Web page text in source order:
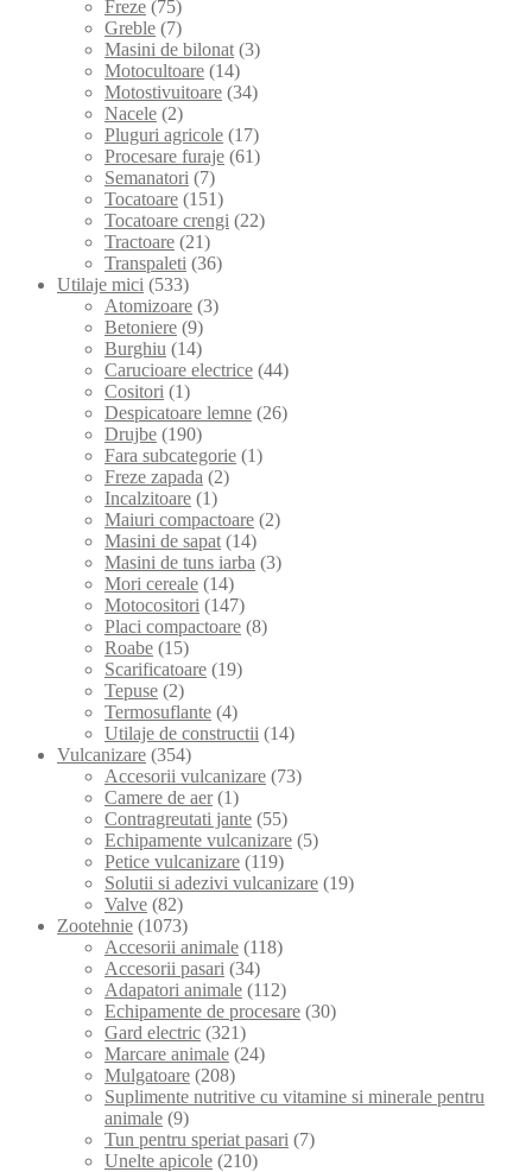
Freze (75)
Greble (7)
Masini de bilonat (3)
Motocultoare (14)
Motostivuitoare (34)
Nacele (2)
Pluguri agricole (17)
Procesare furaje (61)
Semanatori (7)
Tocatoare (151)
Tocatoare crengi (22)
Tractoare (21)
Transpaleti (36)
Utilaje mici (533)
Atomizoare (3)
Betoniere (9)
Burghiu (14)
Carucioare electrice (44)
Cositori (1)
Despicatoare lemne (26)
Drujbe (190)
Fara subcategorie (1)
Freze zapada (2)
Incalzitoare (1)
Maiuri compactoare (2)
Masini de sapat (14)
Masini de tuns iarba (3)
Mori cereale (14)
Motocositori (147)
Placi compactoare (8)
Roabe (15)
Scarificatoare (19)
Tepuse (2)
Termosuflante (4)
Utilaje de constructii (14)
Vulcanizare (354)
Accesorii vulcanizare (73)
Camere de aer (1)
Contragreutati jante (55)
Echipamente vulcanizare (5)
Petice vulcanizare (119)
Solutii si adezivi vulcanizare (19)
Valve (82)
Zootehnie (1073)
Accesorii animale (118)
Accesorii pasari (34)
Adapatori animale (112)
Echipamente de procesare (30)
Gard electric (321)
Marcare animale (24)
Mulgatoare (208)
Suplimente nutritive cu vitamine si minerale pentru
animale (9)
Tun pentru speriat pasari (7)
Unelte apicole (210)